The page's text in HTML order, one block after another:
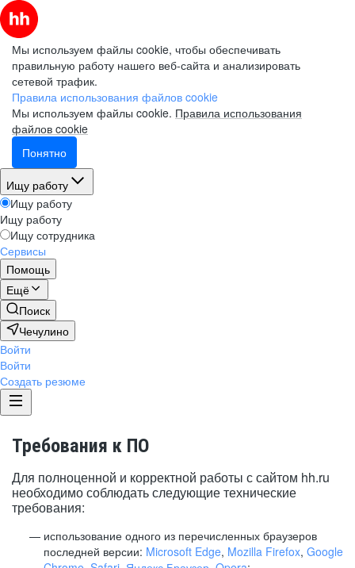
Мы используем файлы cookie, чтобы обеспечивать
правильную работу нашего веб-сайта и анализировать
сетевой трафик.
Правила использования файлов cookie
Мы используем файлы cookie. Правила использования
файлов cookie
Понятно
Ищу работу
Ищу работу
Ищу работу
Ищу сотрудника
Сервисы
Помощь
Ещё
Поиск
Чечулино
Войти
Войти
Создать резюме
Требования к ПО
Для полноценной и корректной работы с сайтом hh.ru
необходимо соблюдать следующие технические
требования:
использование одного из перечисленных браузеров
последней версии: Microsoft Edge, Mozilla Firefox, Google